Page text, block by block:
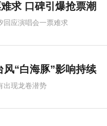
求 口碑引爆抢票潮
回应演唱会一票难求
“白海豚”影响持续
出现龙卷潜势